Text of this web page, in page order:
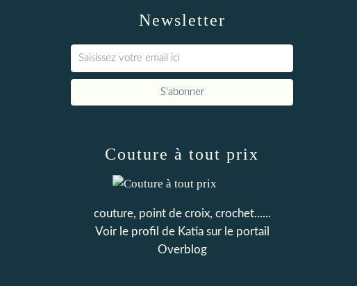
Newsletter
Couture à tout prix
couture, point de croix, crochet......
Voir le profil de Katia sur le portail
Overblog